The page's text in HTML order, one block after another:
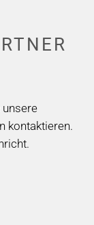
unsere
kontaktieren.